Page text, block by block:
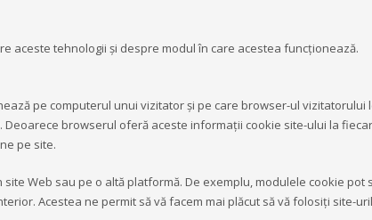
aceste tehnologii și despre modul în care acestea funcționează.
pe computerul unui vizitator și pe care browser-ul
browserul oferă aceste informații cookie site-ului la
pe site.
Web sau pe o altă platformă. De exemplu, modulele cookie
Acestea ne permit să vă facem mai plăcut să vă folosiți site-